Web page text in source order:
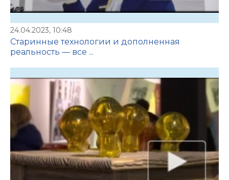
24.04.2023, 10:48
Старинные технологии и дополненная
реальность — все ...